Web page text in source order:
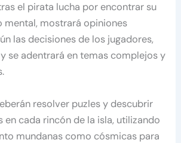
el pirata lucha por encontrar su
mental, mostrará opiniones
las decisiones de los jugadores,
se adentrará en temas complejos y
resolver puzles y descubrir
en cada rincón de la isla, utilizando
mundanas como cósmicas para